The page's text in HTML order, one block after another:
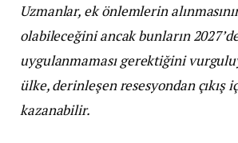
Uzmanlar, ek önlemlerin
olabileceğini ancak bunların
uygulanmaması gerektiğini
ülke, derinleşen resesyondan çıkış
kazanabilir.